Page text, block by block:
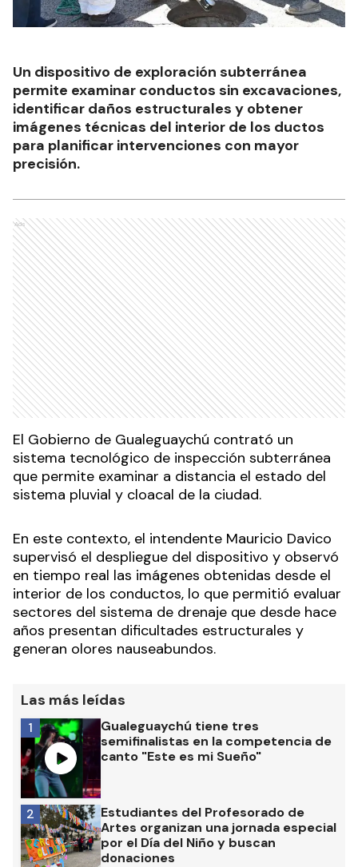
Un dispositivo de exploración subterránea
permite examinar conductos sin excavaciones,
identificar daños estructurales y obtener
imágenes técnicas del interior de los ductos
para planificar intervenciones con mayor
precisión.
Ads
El Gobierno de Gualeguaychú contrató un
sistema tecnológico de inspección subterránea
que permite examinar a distancia el estado del
sistema pluvial y cloacal de la ciudad.
En este contexto, el intendente Mauricio Davico
supervisó el despliegue del dispositivo y observó
en tiempo real las imágenes obtenidas desde el
interior de los conductos, lo que permitió evaluar
sectores del sistema de drenaje que desde hace
años presentan dificultades estructurales y
generan olores nauseabundos.
Las más leídas
Gualeguaychú tiene tres
semifinalistas en la competencia de
canto "Este es mi Sueño"
1
Estudiantes del Profesorado de
Artes organizan una jornada especial
por el Día del Niño y buscan
donaciones
2